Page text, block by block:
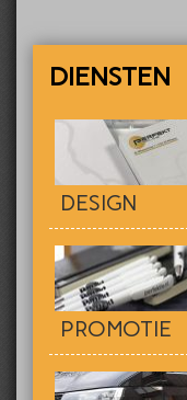
DIENSTEN
DESIGN
PROMOTIE